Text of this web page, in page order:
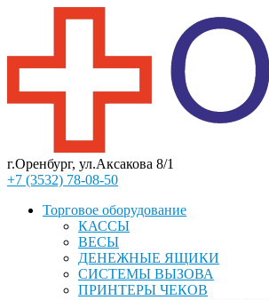
г.Оренбург, ул.Аксакова 8/1
+7 (3532) 78-08-50
Торговое оборудование
КАССЫ
ВЕСЫ
ДЕНЕЖНЫЕ ЯЩИКИ
СИСТЕМЫ ВЫЗОВА
ПРИНТЕРЫ ЧЕКОВ